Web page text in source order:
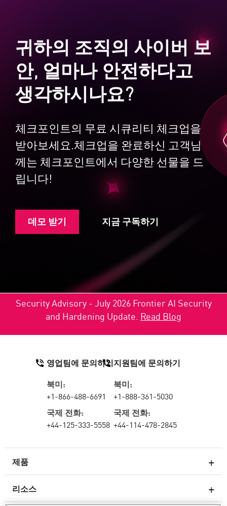
귀하의 조직의 사이버 보
안, 얼마나 안전하다고
생각하시나요?
체크포인트의 무료 시큐리티 체크업을
받아보세요.체크업을 완료하신 고객님
께는 체크포인트에서 다양한 선물을 드
립니다!
데모 받기 지금 구독하기
Security Advisory - July 2026 Frontier AI Security
and Hardening Update. Read Blog
제품
차세대 방화벽
리소스
영업팀에 문의하기
북미:
+1-866-488-6691
국제 전화:
+44-125-333-5558
지원팀에 문의하기
북미:
+1-888-361-5030
국제 전화:
+44-114-478-2845